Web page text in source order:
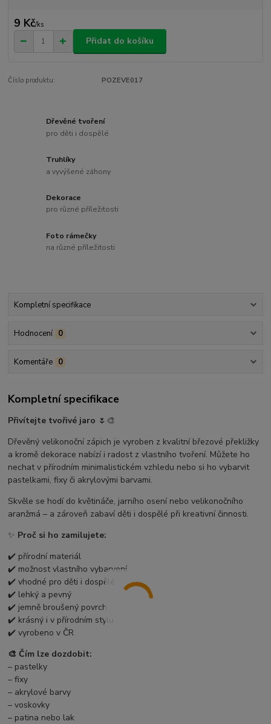
9 Kč/ks
Přidat do košíku
Číslo produktu: POZEVE017
Dřevěné tvoření
pro děti i dospělé
Truhlíky
a vyvýšené záhony
Dekorace
pro různé příležitosti
Foto rámečky
na různé příležitosti
Kompletní specifikace
Hodnocení 0
Komentáře 0
Kompletní specifikace
Přivítejte tvořivé jaro 🌷🎨
Dřevěný velikonoční zápich je vyroben z kvalitní březové překližky
a kromě dekorace nabízí i radost z vlastního tvoření. Můžete ho
nechat v přírodním minimalistickém vzhledu nebo si ho vybarvit
pastelkami, fixy či akrylovými barvami.
Skvěle se hodí do květináče, jarního osení nebo velikonočního
aranžmá – a zároveň zabaví děti i dospělé při kreativní činnosti.
✨ Proč si ho zamilujete:
✔️ přírodní materiál
✔️ možnost vlastního vybarvení
✔️ vhodné pro děti i dospělé
✔️ lehký a pevný
✔️ jemně broušený povrch
✔️ krásný i v přírodním stylu
✔️ vyrobeno v ČR
🎨 Čím lze dozdobit:
– pastelky
– fixy
– akrylové barvy
– voskovky
– patina nebo lak